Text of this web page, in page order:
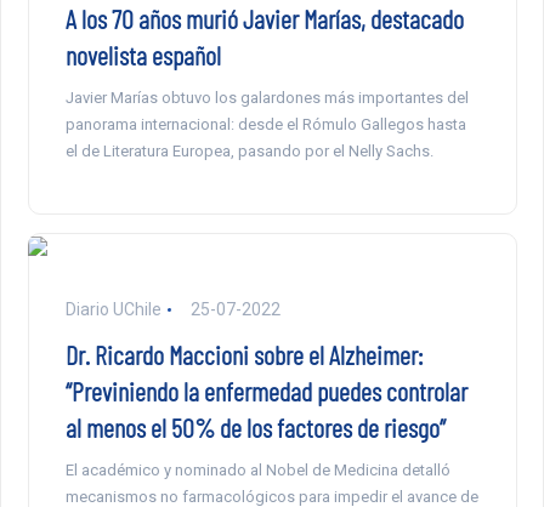
A los 70 años murió Javier Marías, destacado
novelista español
Javier Marías obtuvo los galardones más importantes del
panorama internacional: desde el Rómulo Gallegos hasta
el de Literatura Europea, pasando por el Nelly Sachs.
Diario UChile 25-07-2022
Dr. Ricardo Maccioni sobre el Alzheimer:
“Previniendo la enfermedad puedes controlar
al menos el 50% de los factores de riesgo”
El académico y nominado al Nobel de Medicina detalló
mecanismos no farmacológicos para impedir el avance de